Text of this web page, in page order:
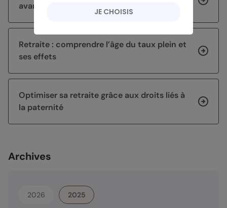
avant de renoncer à en faire la demande
Retraite : comprendre l’âge du taux plein et
ses effets
Optimiser sa retraite grâce aux droits liés à
la paternité
Archives
2026 2025
JE CHOISIS